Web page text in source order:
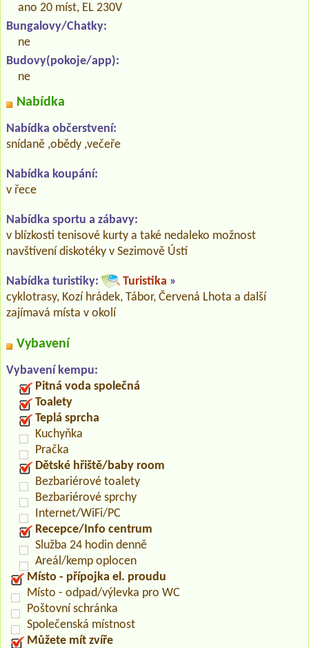
ano 20 míst, EL 230V
Bungalovy/Chatky:
ne
Budovy(pokoje/app):
ne
Nabídka
Nabídka občerstvení:
snídaně ,obědy ,večeře
Nabídka koupání:
v řece
Nabídka sportu a zábavy:
v blízkosti tenisové kurty a také nedaleko možnost
navštívení diskotéky v Sezimově Ústí
Nabídka turistiky: Turistika »
cyklotrasy, Kozí hrádek, Tábor, Červená Lhota a další
zajímavá místa v okolí
Vybavení
Vybavení kempu:
Pitná voda společná
Toalety
Teplá sprcha
Kuchyňka
Pračka
Dětské hřiště/baby room
Bezbariérové toalety
Bezbariérové sprchy
Internet/WiFi/PC
Recepce/Info centrum
Služba 24 hodin denně
Areál/kemp oplocen
Místo - přípojka el. proudu
Místo - odpad/výlevka pro WC
Poštovní schránka
Společenská místnost
Můžete mít zvíře